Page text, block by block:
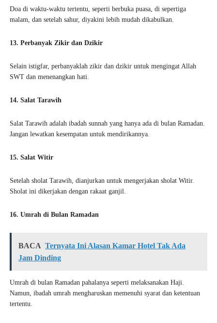
Doa di waktu-waktu tertentu, seperti berbuka puasa, di sepertiga
malam, dan setelah sahur, diyakini lebih mudah dikabulkan.
13. Perbanyak Zikir dan Dzikir
Selain istigfar, perbanyaklah zikir dan dzikir untuk mengingat Allah
SWT dan menenangkan hati.
14. Salat Tarawih
Salat Tarawih adalah ibadah sunnah yang hanya ada di bulan Ramadan.
Jangan lewatkan kesempatan untuk mendirikannya.
15. Salat Witir
Setelah sholat Tarawih, dianjurkan untuk mengerjakan sholat Witir.
Sholat ini dikerjakan dengan rakaat ganjil.
16. Umrah di Bulan Ramadan
BACA Ternyata Ini Alasan Kamar Hotel Tak Ada
Jam Dinding
Umrah di bulan Ramadan pahalanya seperti melaksanakan Haji.
Namun, ibadah umrah mengharuskan memenuhi syarat dan ketentuan
tertentu.